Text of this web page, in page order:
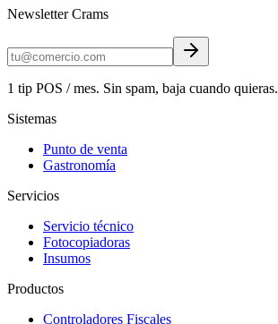
Newsletter Crams
1 tip POS / mes. Sin spam, baja cuando quieras.
Sistemas
Punto de venta
Gastronomía
Servicios
Servicio técnico
Fotocopiadoras
Insumos
Productos
Controladores Fiscales